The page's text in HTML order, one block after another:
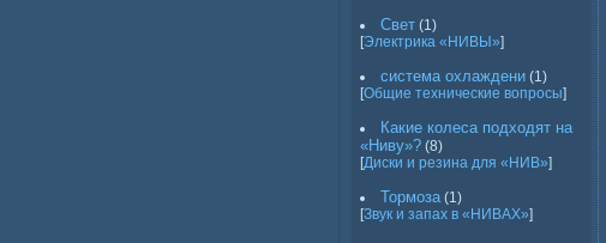
Свет (1)
[Электрика «НИВЫ»]
система охлаждени (1)
[Общие технические вопросы]
Какие колеса подходят на
«Ниву»? (8)
[Диски и резина для «НИВ»]
Тормоза (1)
[Звук и запах в «НИВАХ»]